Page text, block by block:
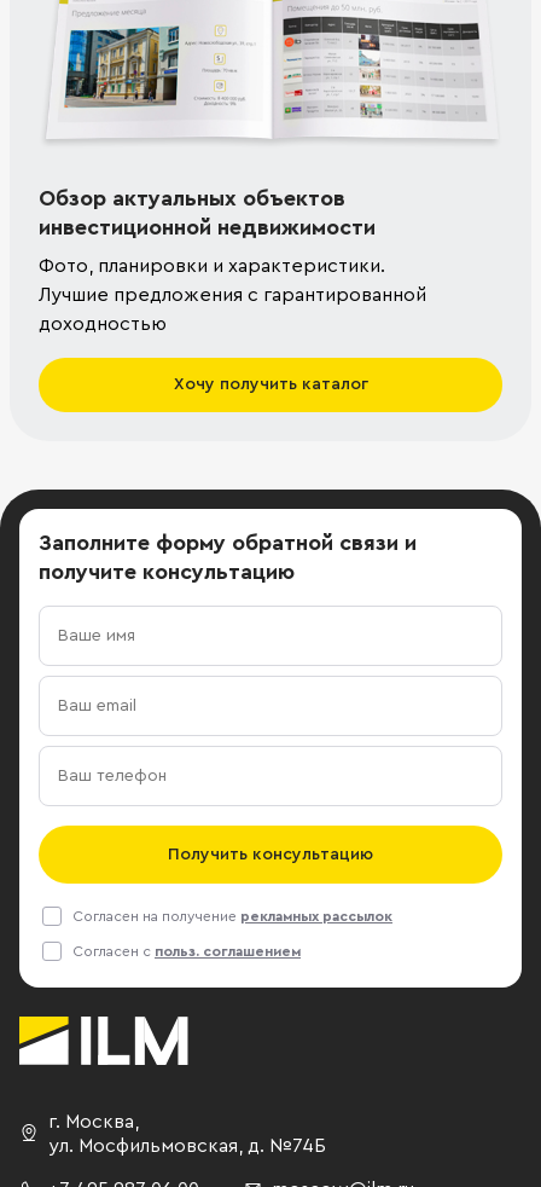
Обзор актуальных объектов
инвестиционной недвижимости
Фото, планировки и характеристики.
Лучшие предложения с гарантированной
доходностью
Хочу получить каталог
Заполните форму обратной связи и
получите консультацию
Получить консультацию
Согласен на получение рекламных рассылок
Согласен с польз. соглашением
г. Москва,
ул. Мосфильмовская, д. №74Б